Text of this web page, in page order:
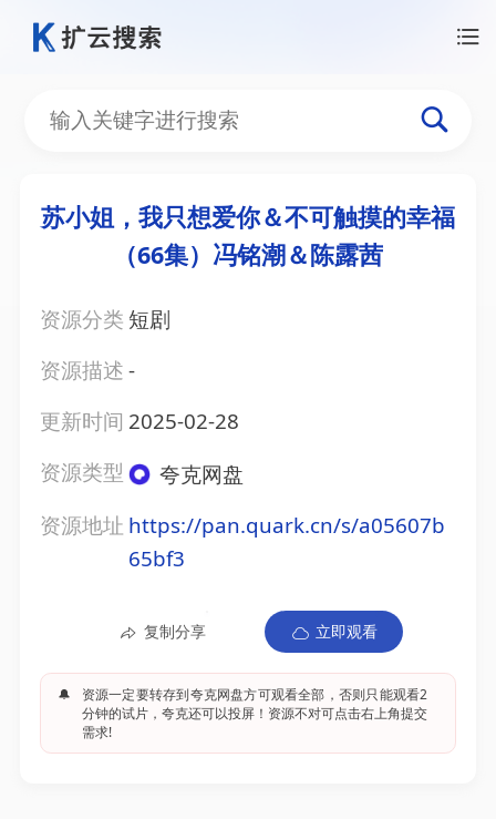
苏小姐，我只想爱你＆不可触摸的幸福
（66集）冯铭潮＆陈露茜
资源分类 短剧
资源描述-
更新时间 2025-02-28
资源类型
夸克网盘
资源地址 https://pan.quark.cn/s/a05607b
65bf3
复制分享 立即观看
🔔
资源一定要转存到夸克网盘方可观看全部，否则只能观看2
分钟的试片，夸克还可以投屏！资源不对可点击右上角提交
需求!